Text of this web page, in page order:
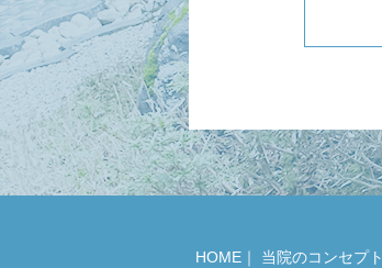
HOME ｜ 当院のコンセプト